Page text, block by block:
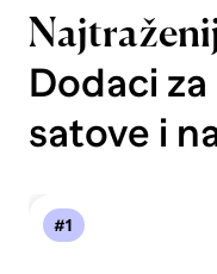
Dodaci
satove i
#1